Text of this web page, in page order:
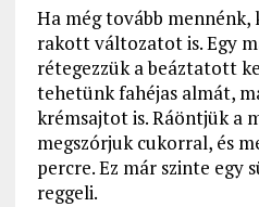
Ha még tovább
rakott változatot is. Egy
rétegezzük a beáztatott
tehetünk fahéjas almát,
krémsajtot is. Ráöntjük a
megszórjuk cukorral, és
percre. Ez már szinte egy
reggeli.